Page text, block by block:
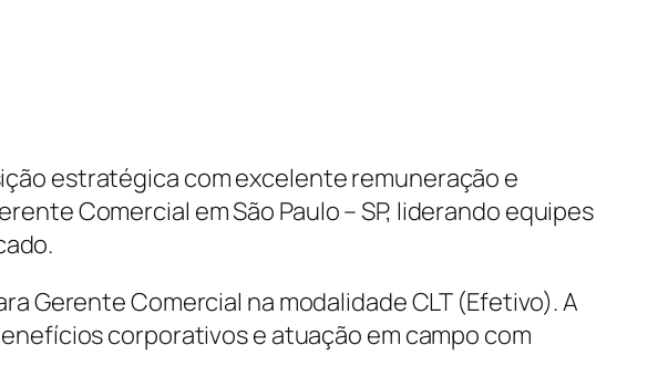
estratégica com excelente remuneração e
Comercial em São Paulo – SP, liderando equipes
Gerente Comercial na modalidade CLT (Efetivo). A
corporativos e atuação em campo com